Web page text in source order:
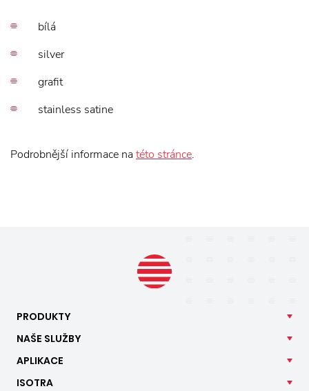
bílá
silver
grafit
stainless satine
Podrobnější informace natéto stránce.
PRODUKTY
NAŠE SLUŽBY
APLIKACE
ISOTRA